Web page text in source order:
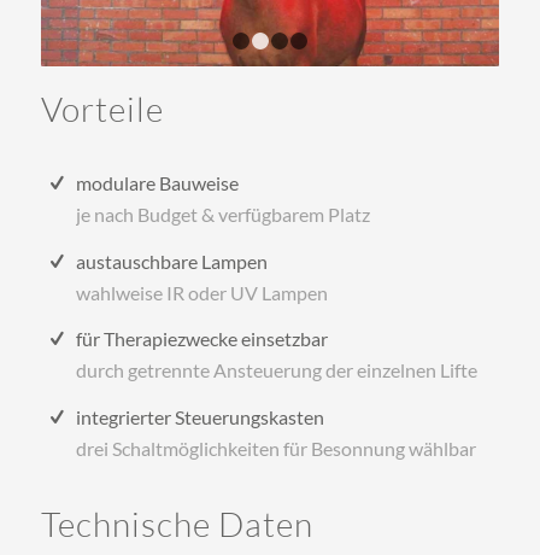
1 2 3 4
Vorteile
modulare Bauweise
je nach Budget & verfügbarem Platz
austauschbare Lampen
wahlweise IR oder UV Lampen
für Therapiezwecke einsetzbar
durch getrennte Ansteuerung der einzelnen Lifte
integrierter Steuerungskasten
drei Schaltmöglichkeiten für Besonnung wählbar
Technische Daten